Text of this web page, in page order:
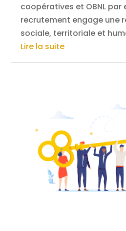
coopératives et OBNL par
recrutement engage une
sociale, territoriale et
Lire la suite